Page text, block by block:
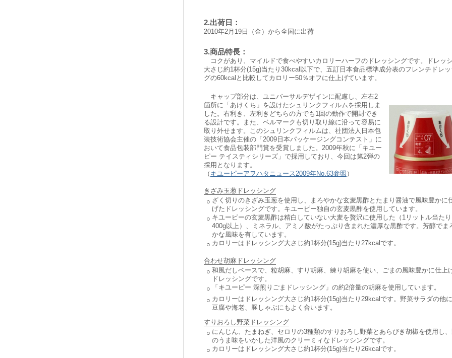
2.出荷日：
2010年2月19日（金）から全国に出荷
3.商品特長：
コクがあり、マイルドで食べやすいカロリーハーフのドレッシングです。ドレッ
大さじ約1杯分(15g)当たり30kcal以下で、五訂日本食品標準成分表のフレンチドレッ
グの60kcalと比較してカロリー50％オフに仕上げています。
キャップ部分は、ユニバーサルデザインに配慮し、左右2
箇所に「あけくち」を設けたシュリンクフィルムを採用しま
した。右利き、左利きどちらの方でも1回の動作で開封でき
る設計です。また、ベルマークも切り取り線に沿って容易に
取り外せます。このシュリンクフィルムは、社団法人日本包
装技術協会主催の「2009日本パッケージングコンテスト」に
おいて食品包装部門賞を受賞しました。2009年秋に「キユー
ピー テイスティシリーズ」で採用しており、今回は第2弾の
採用となります。
（ キユーピーアヲハタニュース2009年No.63参照 ）
きざみ玉葱ドレッシング
○ ざく切りのきざみ玉葱を使用し、まろやかな玄麦黒酢とたまり醤油で風味豊かに
げたドレッシングです。キユーピー独自の玄麦黒酢を使用しています。
○ キユーピーの玄麦黒酢は精白していない大麦を贅沢に使用した（1リットル当たり
400g以上）、ミネラル、アミノ酸がたっぷり含まれた濃厚な黒酢です。芳醇でま
かな風味を有しています。
○ カロリーはドレッシング大さじ約1杯分(15g)当たり27kcalです。
合わせ胡麻ドレッシング
○ 和風だしベースで、粒胡麻、すり胡麻、練り胡麻を使い、ごまの風味豊かに仕上
ドレッシングです。
○
「キユーピー 深煎りごまドレッシング」の約2倍量の胡麻を使用しています。
○ カロリーはドレッシング大さじ約1杯分(15g)当たり29kcalです。野菜サラダの他に
豆腐や海老、豚しゃぶにもよく合います。
すりおろし野菜ドレッシング
○ にんじん、たまねぎ、セロリの3種類のすりおろし野菜とあらびき胡椒を使用し
のうま味をいかした洋風のクリーミィなドレッシングです。
○ カロリーはドレッシング大さじ約1杯分(15g)当たり26kcalです。